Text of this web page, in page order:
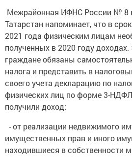
Межрайонная ИФНС России № 8
Татарстан напоминает, что в
2021 года физическим лицам
полученных в 2020 году доходах.
граждане обязаны
налога и представить в
своего учета декларацию по
физических лиц по форме 3-
получили доход:
- от реализации недвижимого
имущественных прав и иного
находившиеся в собственности